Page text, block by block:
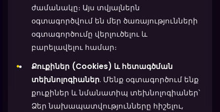
ժամանակը։ Այս տվյալներն
օգտագործվում են մեր ծառայությունների
օգտագործումը վերլուծելու և
բարելավելու համար։
Քուքիներ (Cookies) և հետագծման
տեխնոլոգիաներ. Մենք օգտագործում ենք
քուքիներ և նմանատիպ տեխնոլոգիաներ՝
Ձեր նախապատվությունները հիշելու,